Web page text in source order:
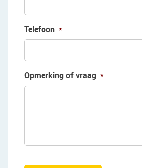
Telefoon *
Opmerking of vraag *